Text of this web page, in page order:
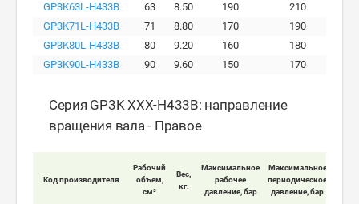
GP3K63L-H433B
63 8.50 190 210
GP3K71L-H433B
71 8.80 170 190
GP3K80L-H433B
80 9.20 160 180
GP3K90L-H433B
90 9.60 150 170
Серия GP3K XXX-H433B: направление
вращения вала - Правое
Код производителя
Рабочий
объем,
см³
Вес,
кг.
Максимальное
рабочее
давление, бар
Максимальное
периодическое
давление, бар